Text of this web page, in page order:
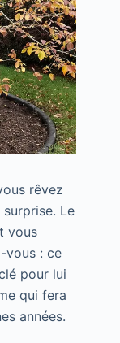
rêvez
Le
vous
vous : ce
pour lui
qui fera
années.